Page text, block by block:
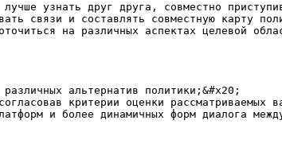
узнать друг друга, совместно
связи и составлять совместную карту
на различных аспектах целевой
альтернатив политики;&#x20;
критерии оценки рассматриваемых
и более динамичных форм диалога